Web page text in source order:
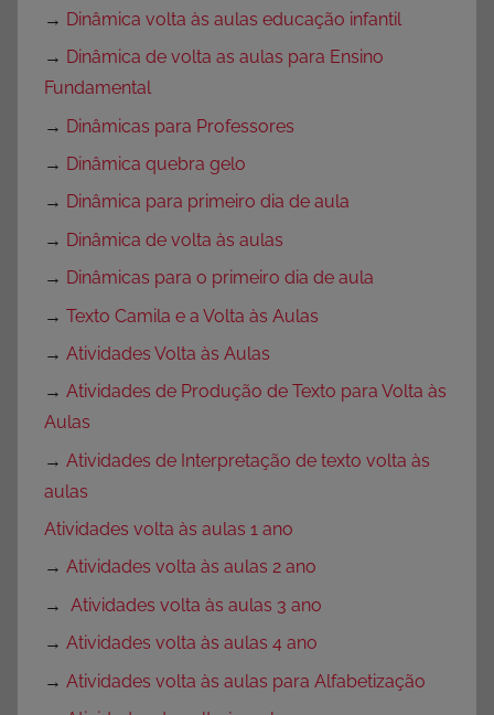
→ Dinâmica volta às aulas educação infantil
→ Dinâmica de volta as aulas para Ensino
Fundamental
→ Dinâmicas para Professores
→ Dinâmica quebra gelo
→ Dinâmica para primeiro dia de aula
→ Dinâmica de volta às aulas
→ Dinâmicas para o primeiro dia de aula
→ Texto Camila e a Volta às Aulas
→ Atividades Volta às Aulas
→ Atividades de Produção de Texto para Volta às
Aulas
→ Atividades de Interpretação de texto volta às
aulas
Atividades volta às aulas 1 ano
→ Atividades volta às aulas 2 ano
→ Atividades volta às aulas 3 ano
→ Atividades volta às aulas 4 ano
→ Atividades volta às aulas para Alfabetização